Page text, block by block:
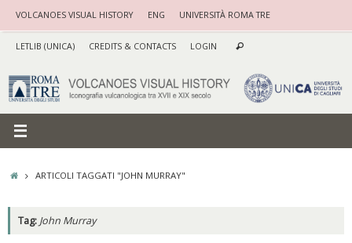
contenuto
VOLCANOES VISUAL HISTORY ENG UNIVERSITÀ ROMA TRE
LETLIB (UNICA) CREDITS & CONTACTS LOGIN Cerca
HOMEARTICOLI TAGGATI "JOHN MURRAY"
Tag: John Murray